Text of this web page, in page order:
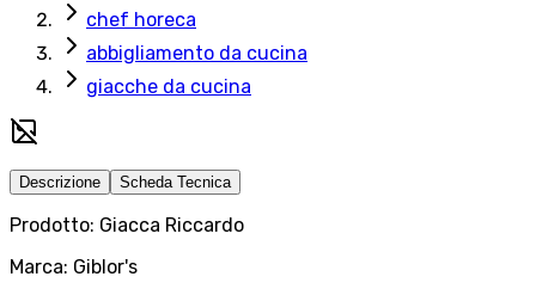
chef horeca
abbigliamento da cucina
giacche da cucina
Descrizione Scheda Tecnica
Prodotto: Giacca Riccardo
Marca: Giblor's